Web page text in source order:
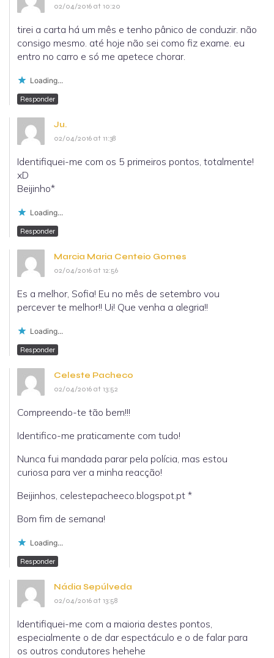
02/04/2016 at 10:20
tirei a carta há um mês e tenho pânico de conduzir. não
consigo mesmo. até hoje não sei como fiz exame. eu
entro no carro e só me apetece chorar.
Loading...
Responder
Ju.
02/04/2016 at 11:38
Identifiquei-me com os 5 primeiros pontos, totalmente!
xD
Beijinho*
Loading...
Responder
Marcia Maria Centeio Gomes
02/04/2016 at 12:56
Es a melhor, Sofia! Eu no mês de setembro vou
percever te melhor!! Ui! Que venha a alegria!!
Loading...
Responder
Celeste Pacheco
02/04/2016 at 13:52
Compreendo-te tão bem!!!
Identifico-me praticamente com tudo!
Nunca fui mandada parar pela polícia, mas estou
curiosa para ver a minha reacção!
Beijinhos, celestepacheeco.blogspot.pt *
Bom fim de semana!
Loading...
Responder
Nádia Sepúlveda
02/04/2016 at 13:58
Identifiquei-me com a maioria destes pontos,
especialmente o de dar espectáculo e o de falar para
os outros condutores hehehe